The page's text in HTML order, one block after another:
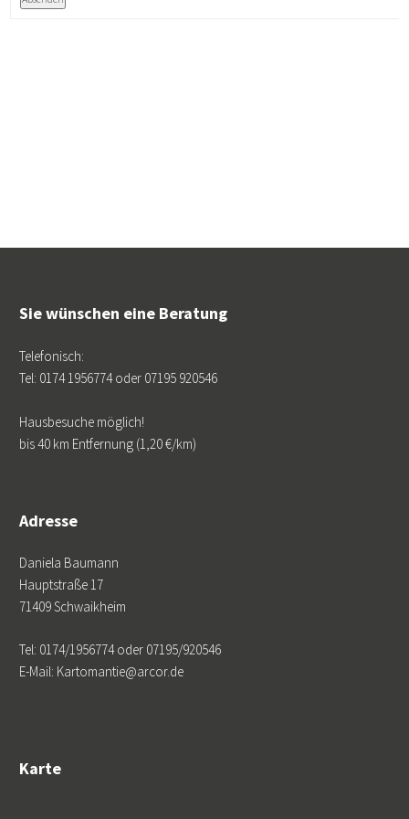
Sie wünschen eine Beratung
Telefonisch:
Tel: 0174 1956774 oder 07195 920546
Hausbesuche möglich!
bis 40 km Entfernung (1,20 €/km)
Adresse
Daniela Baumann
Hauptstraße 17
71409 Schwaikheim
Tel: 0174/1956774 oder 07195/920546
E-Mail: Kartomantie@arcor.de
Karte